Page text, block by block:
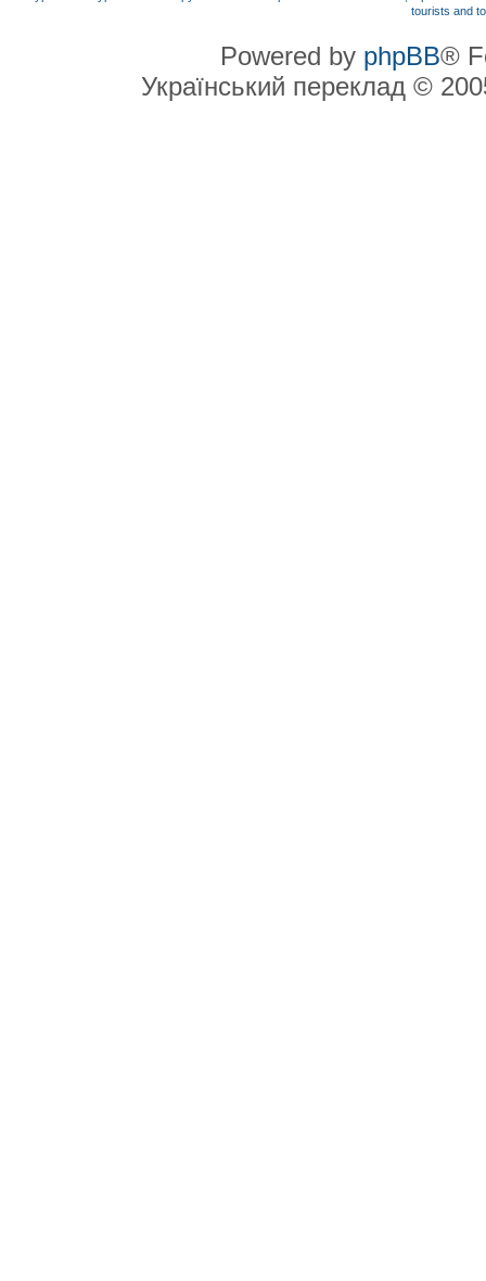
Powered by phpBB®
Український переклад ©